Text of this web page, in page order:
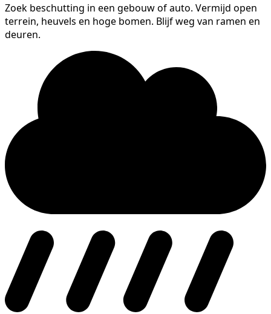
Zoek beschutting in een gebouw of auto. Vermijd open
terrein, heuvels en hoge bomen. Blijf weg van ramen en
deuren.